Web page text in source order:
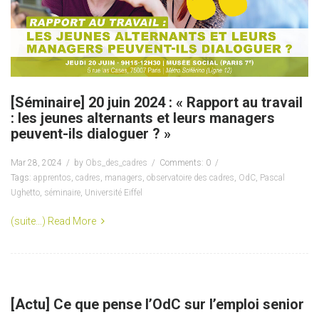
[Séminaire] 20 juin 2024 : « Rapport au travail
: les jeunes alternants et leurs managers
peuvent-ils dialoguer ? »
Mar 28, 2024 by Obs_des_cadres
Comments: 0
Tags: apprentos cadres managers observatoire des cadres OdC Pascal
Ughetto séminaire Université Eiffel
(suite…) Read More
[Actu] Ce que pense l’OdC sur l’emploi senior